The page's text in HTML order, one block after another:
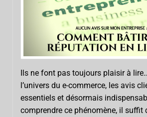
Ils ne font pas toujours plaisir à
l’univers du e-commerce, les avis
essentiels et désormais
comprendre ce phénomène, il suffit